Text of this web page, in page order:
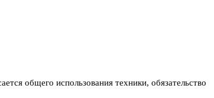
общего использования техники, обязательство